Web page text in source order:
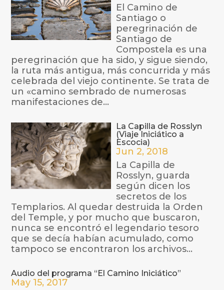
El Camino de
Santiago o
peregrinación de
Santiago de
Compostela es una
peregrinación que ha sido, y sigue siendo,
la ruta más antigua, más concurrida y más
celebrada del viejo continente. Se trata de
un «camino sembrado de numerosas
manifestaciones de...
La Capilla de Rosslyn
(Viaje Iniciático a
Escocia)
Jun 2, 2018
La Capilla de
Rosslyn, guarda
según dicen los
secretos de los
Templarios. Al quedar destruida la Orden
del Temple, y por mucho que buscaron,
nunca se encontró el legendario tesoro
que se decía habían acumulado, como
tampoco se encontraron los archivos...
Audio del programa “El Camino Iniciático”
May 15, 2017